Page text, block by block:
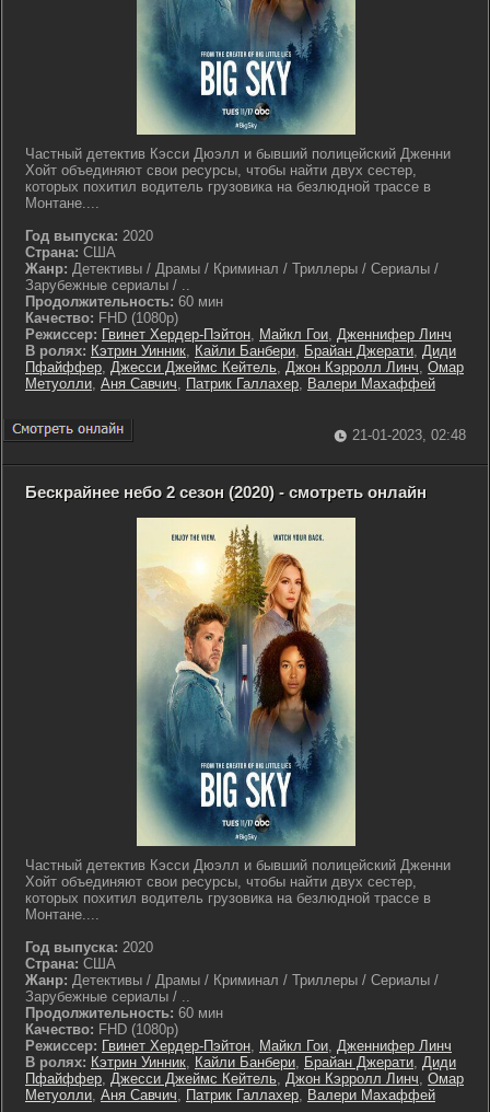
Частный детектив Кэсси Дюэлл и бывший полицейский Дженни
Хойт объединяют свои ресурсы, чтобы найти двух сестер,
которых похитил водитель грузовика на безлюдной трассе в
Монтане....
Год выпуска: 2020
Страна: США
Жанр: Детективы / Драмы / Криминал / Триллеры / Сериалы /
Зарубежные сериалы / ..
Продолжительность: 60 мин
Качество: FHD (1080p)
Режиссер: Гвинет Хердер-Пэйтон, Майкл Гои, Дженнифер Линч
В ролях: Кэтрин Уинник, Кайли Банбери, Брайан Джерати, Диди
Пфайффер, Джесси Джеймс Кейтель, Джон Кэрролл Линч, Омар
Метуолли, Аня Савчич, Патрик Галлахер, Валери Махаффей
21-01-2023, 02:48
Бескрайнее небо 2 сезон (2020) - смотреть онлайн
Частный детектив Кэсси Дюэлл и бывший полицейский Дженни
Хойт объединяют свои ресурсы, чтобы найти двух сестер,
которых похитил водитель грузовика на безлюдной трассе в
Монтане....
Год выпуска: 2020
Страна: США
Жанр: Детективы / Драмы / Криминал / Триллеры / Сериалы /
Зарубежные сериалы / ..
Продолжительность: 60 мин
Качество: FHD (1080p)
Режиссер: Гвинет Хердер-Пэйтон, Майкл Гои, Дженнифер Линч
В ролях: Кэтрин Уинник, Кайли Банбери, Брайан Джерати, Диди
Пфайффер, Джесси Джеймс Кейтель, Джон Кэрролл Линч, Омар
Метуолли, Аня Савчич, Патрик Галлахер, Валери Махаффей